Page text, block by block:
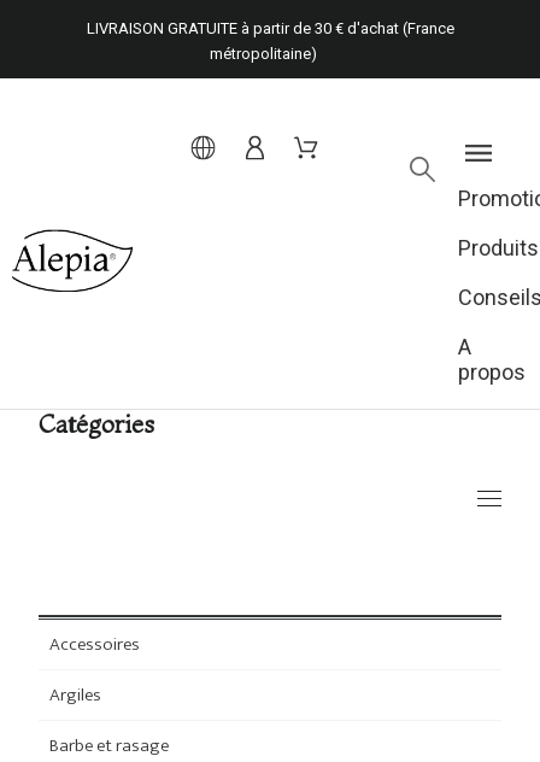
LIVRAISON GRATUITE à partir de 30 € d'achat (France
métropolitaine)
Produits
A
propos
Catégories
Accessoires
Argiles
Barbe et rasage